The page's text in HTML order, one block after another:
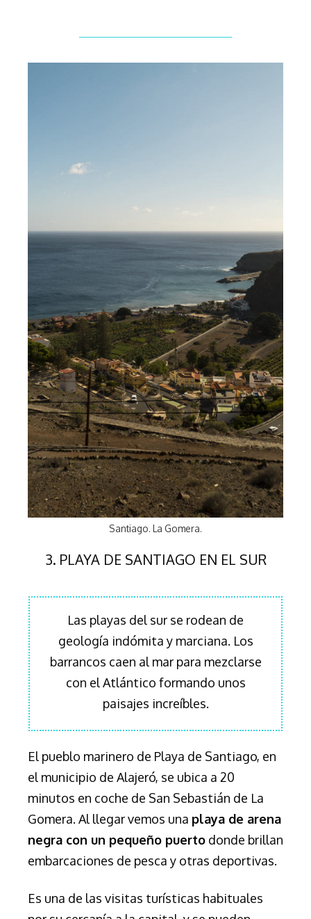
Santiago. La Gomera.
3. PLAYA DE SANTIAGO EN EL SUR
Las playas del sur se rodean de
geología indómita y marciana. Los
barrancos caen al mar para mezclarse
con el Atlántico formando unos
paisajes increíbles.
El pueblo marinero de Playa de Santiago, en
el municipio de Alajeró, se ubica a 20
minutos en coche de San Sebastián de La
Gomera. Al llegar vemos una playa de arena
negra con un pequeño puerto donde brillan
embarcaciones de pesca y otras deportivas.
Es una de las visitas turísticas habituales